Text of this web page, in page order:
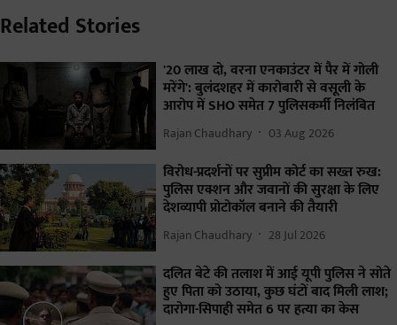
Related Stories
'20 लाख दो, वरना एनकाउंटर में पैर में गोली
मरेंगे': बुलंदशहर में कारोबारी से वसूली के
आरोप में SHO समेत 7 पुलिसकर्मी निलंबित
Rajan Chaudhary 03 Aug 2026
विरोध-प्रदर्शनों पर सुप्रीम कोर्ट का सख्त रुख:
पुलिस एक्शन और जवानों की सुरक्षा के लिए
देशव्यापी प्रोटोकॉल बनाने की तैयारी
Rajan Chaudhary 28 Jul 2026
दलित बेटे की तलाश में आई यूपी पुलिस ने सोते
हुए पिता को उठाया, कुछ घंटों बाद मिली लाश;
दारोगा-सिपाही समेत 6 पर हत्या का केस